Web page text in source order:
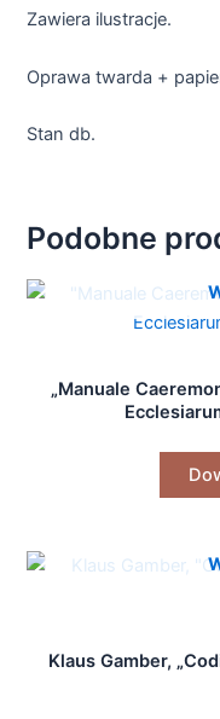
Zawiera ilustracje.
Oprawa twarda +
Stan db.
Podobne
„Manuale
Klaus Gamber,